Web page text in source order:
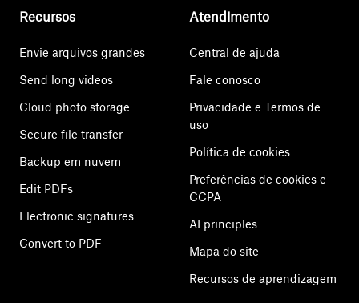
Recursos
Envie arquivos grandes
Send long videos
Cloud photo storage
Secure file transfer
Backup em nuvem
Edit PDFs
Electronic signatures
Convert to PDF
Atendimento
Central de ajuda
Fale conosco
Privacidade e Termos de
uso
Política de cookies
Preferências de cookies e
CCPA
AI principles
Mapa do site
Recursos de aprendizagem